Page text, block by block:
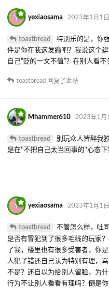
Y yexiaosama 2023年1月1日
toastbread
特别乐的是，你
件是你在我这发癫吧？我说这个
自己“贬的一文不值”？在别人看
toastbread 回复了此帖
Mhammer610 2023年1月
toastbread
别玩众人皆醉我
是在''不把自己太当回事的''心态
Y yexiaosama 2023年1月1日
toastbread
不管怎么样，吐
是否有冒犯到了很多毛线的玩家
了我，楼里也有很多受害者，你
人犯了错还自己认为特别有理，
不是？还自以为给别人留脸，为
行为不让别人看看有理吗？倒是